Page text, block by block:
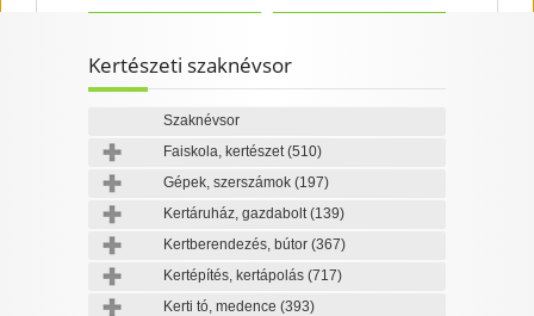
related to personalization.
functionality and fraud prevention, and other
user protection.
CONFIRM
Data Deletion Data Access
Kertészeti szaknévsor
Szaknévsor
Faiskola, kertészet(510)
Gépek, szerszámok (197)
Kertáruház, gazdabolt(139)
Kertberendezés, bútor (367)
Kertépítés, kertápolás (717)
Kerti tó, medence (393)